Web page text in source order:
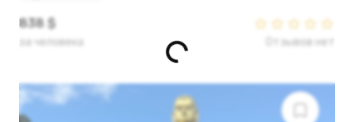
838 $
за человека Отзывов нет